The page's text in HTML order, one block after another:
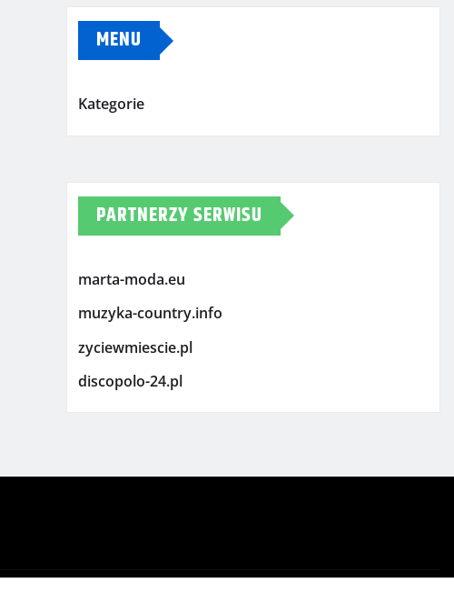
MENU
Kategorie
PARTNERZY SERWISU
marta-moda.eu
muzyka-country.info
zyciewmiescie.pl
discopolo-24.pl